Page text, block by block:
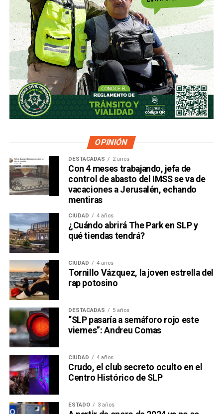
OPINIÓN
DESTACADAS 2 años
Con 4 meses trabajando, jefa de
control de abasto del IMSS se va de
vacaciones a Jerusalén, echando
mentiras
CIUDAD 4 años
¿Cuándo abrirá The Park en SLP y
qué tiendas tendrá?
CIUDAD 4 años
Tornillo Vázquez, la joven estrella del
rap potosino
DESTACADAS 5 años
“SLP pasaría a semáforo rojo este
viernes”: Andreu Comas
CIUDAD 4 años
Crudo, el club secreto oculto en el
Centro Histórico de SLP
ESTADO 3 años